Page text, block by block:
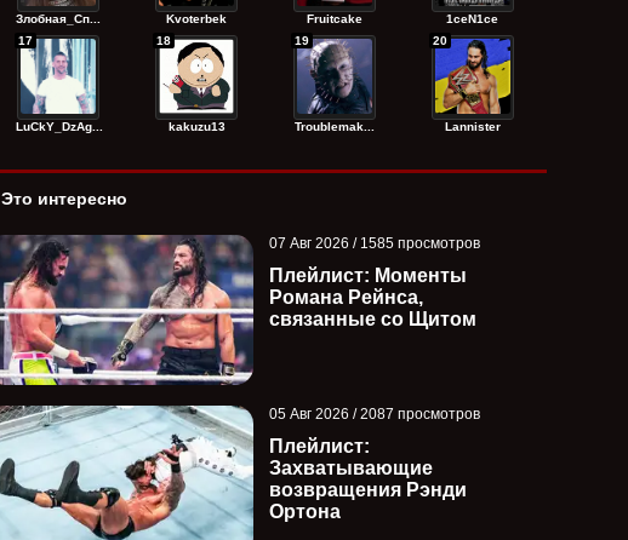
Злобная_Сп... Kvoterbek Fruitcake 1ceN1ce
LuCkY_DzAg...
17
kakuzu13
18
Troublemak...
19
Lannister
20
Это интересно
07 Авг 2026 / 1585 просмотров
Плейлист: Моменты
Романа Рейнса,
связанные со Щитом
05 Авг 2026 / 2087 просмотров
Плейлист:
Захватывающие
возвращения Рэнди
Ортона